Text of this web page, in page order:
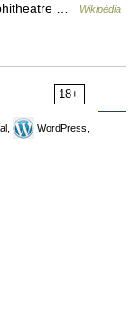
…
Wikipédia
18+
WordPress,